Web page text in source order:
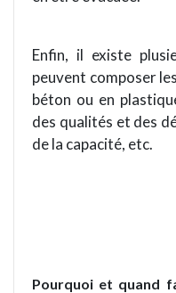
Enfin, il existe
peuvent composer
béton ou en
des qualités et des
de la capacité, etc.
Pourquoi et quand